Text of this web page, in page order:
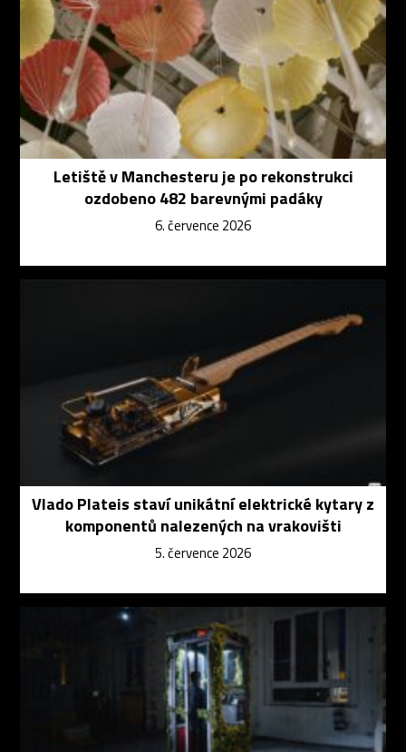
Letiště v Manchesteru je po rekonstrukci
ozdobeno 482 barevnými padáky
6. července 2026
Vlado Plateis staví unikátní elektrické kytary z
komponentů nalezených na vrakovišti
5. července 2026